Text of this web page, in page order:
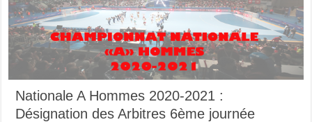
Nationale A Hommes 2020-2021 :
Désignation des Arbitres 6ème journée